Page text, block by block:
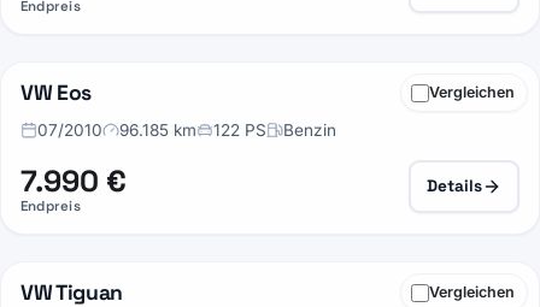
Endpreis
Vergleichen
31
VW Eos
07/2010 96.185 km 122 PS Benzin
7.990 €
Endpreis
Details
Vergleichen
29
VW Tiguan